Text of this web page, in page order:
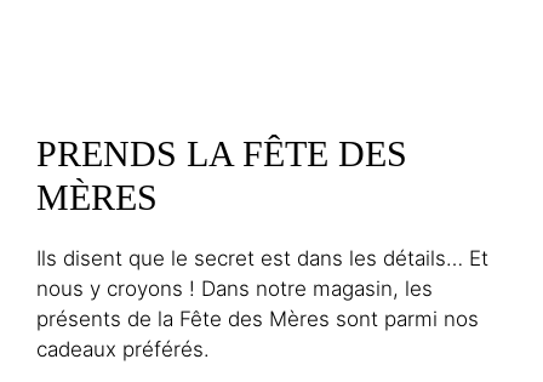
PRENDS LA FÊTE DES
MÈRES
Ils disent que le secret est dans les détails… Et
nous y croyons ! Dans notre magasin, les
présents de la Fête des Mères sont parmi nos
cadeaux préférés.